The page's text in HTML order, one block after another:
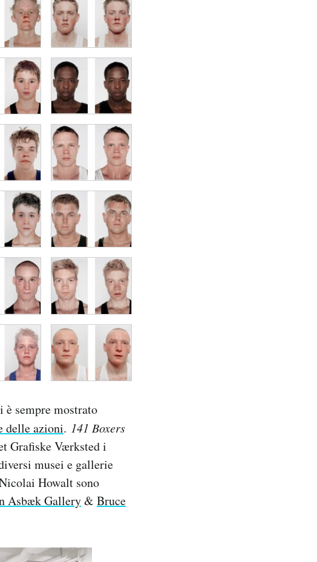
sempre mostrato
delle azioni. 141 Boxers
Grafiske Værksted i
musei e gallerie
Howalt sono
Asbæk Gallery& Bruce